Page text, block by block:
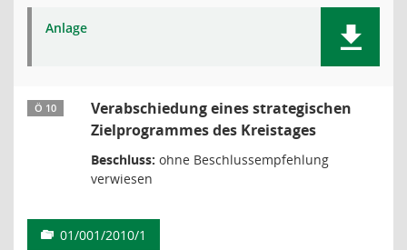
Anlage
Ö 10
Verabschiedung eines strategischen
Zielprogrammes des Kreistages
Beschluss: ohne Beschlussempfehlung
verwiesen
01/001/2010/1